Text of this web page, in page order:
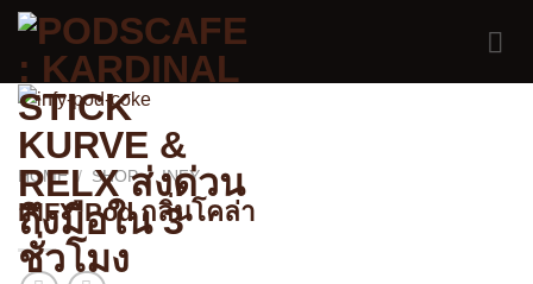
Skip
content
HOME / SHOP / INFY
INFY Pod กลิ่นโคล่า